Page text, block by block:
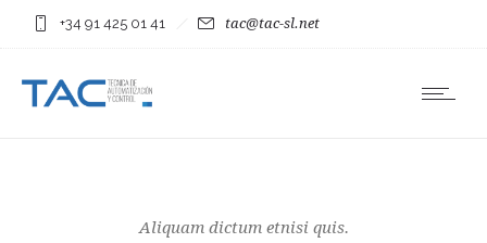
+34 91 425 01 41 tac@tac-sl.net
Aliquam dictum etnisi quis.